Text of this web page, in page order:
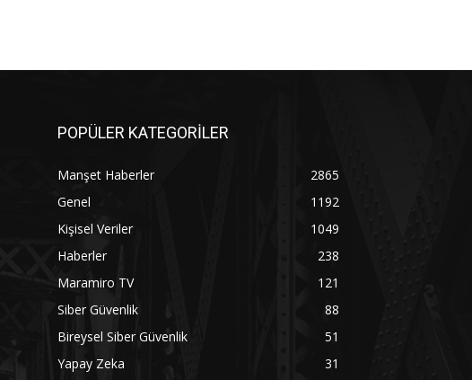
POPÜLER KATEGORİLER
Manşet Haberler
2865
Genel
1192
Kişisel Veriler
1049
Haberler
238
Maramiro TV
121
Siber Güvenlik
88
Bireysel Siber Güvenlik
51
Yapay Zeka
31